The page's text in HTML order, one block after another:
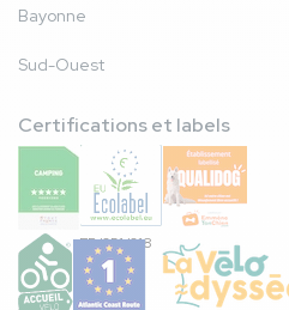
Bayonne
Sud-Ouest
Certifications et labels
FR/051/018